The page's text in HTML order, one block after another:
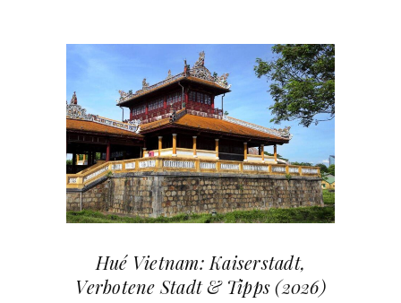
Hué Vietnam: Kaiserstadt,
Verbotene Stadt & Tipps (2026)